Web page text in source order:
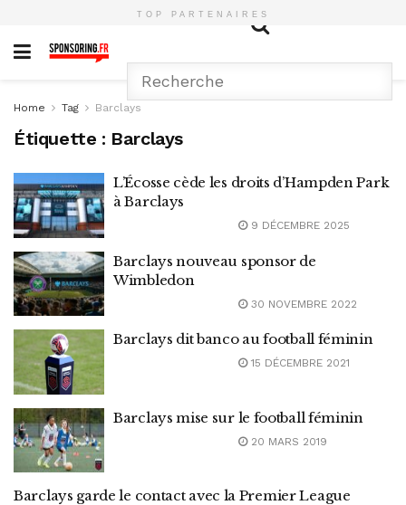
TOP PARTENAIRES
Home Tag Barclays
Étiquette : Barclays
L’Écosse cède les droits d’Hampden Park
à Barclays
9 DÉCEMBRE 2025
Barclays nouveau sponsor de
Wimbledon
30 NOVEMBRE 2022
Barclays dit banco au football féminin
15 DÉCEMBRE 2021
Barclays mise sur le football féminin
20 MARS 2019
Barclays garde le contact avec la Premier League